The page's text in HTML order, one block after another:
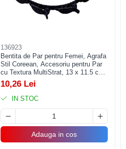
136923
Bentita de Par pentru Femei, Agrafa
Stil Coreean, Accesoriu pentru Par
cu Textura MultiStrat, 13 x 11.5 cm,
Negru
10,26 Lei
IN STOC
Adauga in cos